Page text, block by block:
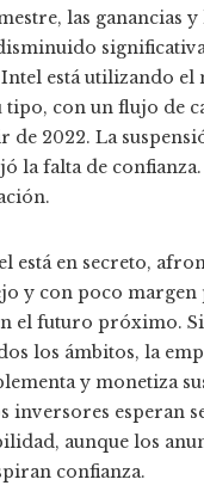
las ganancias y
está utilizando el
tipo, con un flujo de
de 2022. La
la falta de confianza.
está en secreto,
y con poco margen
el futuro próximo.
los ámbitos, la
y monetiza
inversores esperan
aunque los
confianza.